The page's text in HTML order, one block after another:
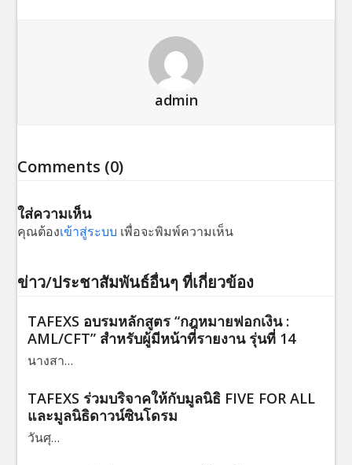
admin
Comments (0)
ใส่ความเห็น
คุณต้องเข้าสู่ระบบ เพื่อจะพิมพ์ความเห็น
ข่าว/ประชาสัมพันธ์อื่นๆ ที่เกี่ยวข้อง
TAFEXS อบรมหลักสูตร “กฎหมายฟอกเงิน :
AML/CFT” สำหรับผู้มีหน้าที่รายงาน รุ่นที่ 14
นางสา…
TAFEXS ร่วมบริจาคให้กับมูลนิธิ FIVE FOR ALL
และมูลนิธิดาวน์ซินโดรม
วันศุ…